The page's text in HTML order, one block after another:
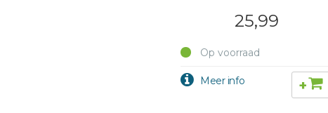
25,99
Op voorraad
+